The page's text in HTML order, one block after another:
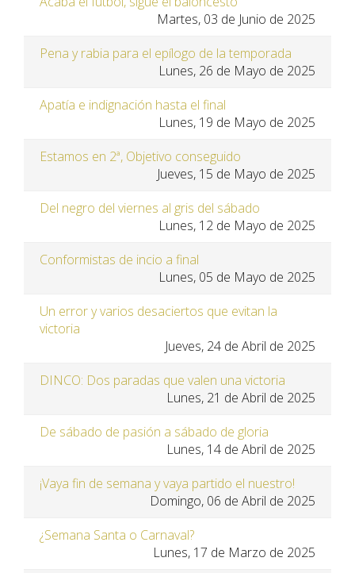
Martes, 03 de Junio de 2025
Pena y rabia para el epílogo de la temporada
Lunes, 26 de Mayo de 2025
Apatía e indignación hasta el final
Lunes, 19 de Mayo de 2025
Estamos en 2ª, Objetivo conseguido
Jueves, 15 de Mayo de 2025
Del negro del viernes al gris del sábado
Lunes, 12 de Mayo de 2025
Conformistas de incio a final
Lunes, 05 de Mayo de 2025
Un error y varios desaciertos que evitan la
victoria
Jueves, 24 de Abril de 2025
DINCO: Dos paradas que valen una victoria
Lunes, 21 de Abril de 2025
De sábado de pasión a sábado de gloria
Lunes, 14 de Abril de 2025
¡Vaya fin de semana y vaya partido el nuestro!
Domingo, 06 de Abril de 2025
¿Semana Santa o Carnaval?
Lunes, 17 de Marzo de 2025